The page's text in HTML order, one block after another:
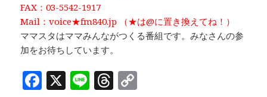
FAX：03-5542-1917
Mail：voice★fm840.jp （★は@に置き換えてね！）
ママスタはママみんながつくる番組です。みなさんの参
加をお待ちしています。
F X Li T